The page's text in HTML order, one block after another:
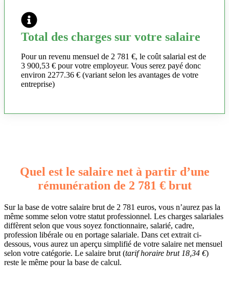
Total des charges sur votre salaire
Pour un revenu mensuel de 2 781 €, le coût salarial est de
3 900,53 € pour votre employeur. Vous serez payé donc
environ 2277.36 € (variant selon les avantages de votre
entreprise)
Quel est le salaire net à partir d’une
rémunération de 2 781 € brut
Sur la base de votre salaire brut de 2 781 euros, vous n’aurez pas la
même somme selon votre statut professionnel. Les charges salariales
diffèrent selon que vous soyez fonctionnaire, salarié, cadre,
profession libérale ou en portage salariale. Dans cet extrait ci-
dessous, vous aurez un aperçu simplifié de votre salaire net mensuel
selon votre catégorie. Le salaire brut (tarif horaire brut 18,34 €)
reste le même pour la base de calcul.